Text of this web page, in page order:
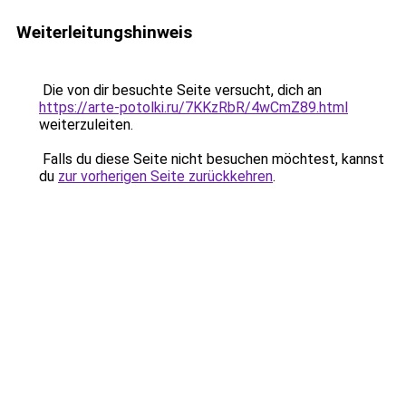
Weiterleitungshinweis
Die von dir besuchte Seite versucht, dich an
https://arte-potolki.ru/7KKzRbR/4wCmZ89.html
weiterzuleiten.
Falls du diese Seite nicht besuchen möchtest, kannst
du zur vorherigen Seite zurückkehren.